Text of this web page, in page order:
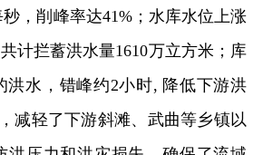
，削峰率达41%；水库水位上涨
计拦蓄洪水量1610万立方米；库
洪水，错峰约2小时, 降低下游洪
减轻了下游斜滩、武曲等乡镇以